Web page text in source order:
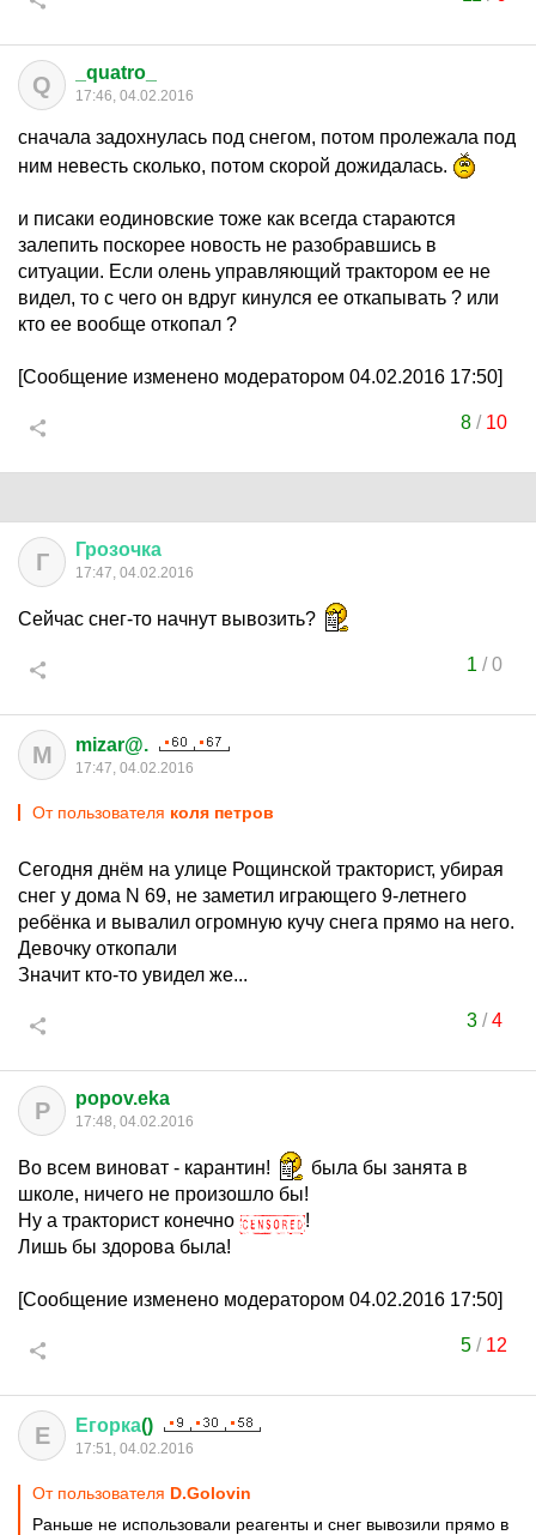
Q _quatro_
17:46, 04.02.2016
сначала задохнулась под снегом, потом пролежала под
ним невесть сколько, потом скорой дожидалась.
и писаки еодиновские тоже как всегда стараются
залепить поскорее новость не разобравшись в
ситуации. Если олень управляющий трактором ее не
видел, то с чего он вдруг кинулся ее откапывать ? или
кто ее вообще откопал ?
[Сообщение изменено модератором 04.02.2016 17:50]
8 / 10
Г Грозочка
17:47, 04.02.2016
Сейчас снег-то начнут вывозить?
1 /0
M mizar@.
17:47, 04.02.2016
От пользователя коля петров
Сегодня днём на улице Рощинской тракторист, убирая
снег у дома N 69, не заметил играющего 9-летнего
ребёнка и вывалил огромную кучу снега прямо на него.
Девочку откопали
Значит кто-то увидел же...
3/4
P popov.eka
17:48, 04.02.2016
Во всем виноват - карантин!
была бы занята в
школе, ничего не произошло бы!
Ну а тракторист конечно
!
Лишь бы здорова была!
[Сообщение изменено модератором 04.02.2016 17:50]
5 / 12
Е Егорка()
17:51, 04.02.2016
От пользователя D.Golovin
Раньше не использовали реагенты и снег вывозили прямо в